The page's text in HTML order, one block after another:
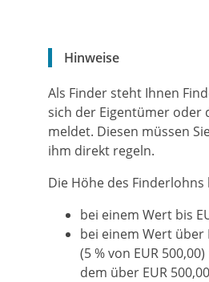
Hinweise
Als Finder steht Ihnen
sich der Eigentümer oder
meldet. Diesen müssen
ihm direkt regeln.
Die Höhe des
bei einem Wert bis
bei einem Wert über
(5 % von EUR
dem über EUR 500,00